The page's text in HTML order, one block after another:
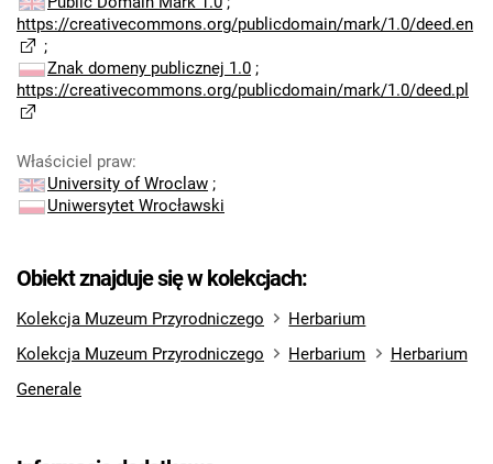
https://creativecommons.org/publicdomain/mark/1.0/deed.en
;
Znak domeny publicznej 1.0 ;
https://creativecommons.org/publicdomain/mark/1.0/deed.pl
Właściciel praw:
University of Wroclaw ;
Uniwersytet Wrocławski
Obiekt znajduje się w kolekcjach:
Kolekcja Muzeum Przyrodniczego
Herbarium
Kolekcja Muzeum Przyrodniczego
Herbarium
Herbarium
Generale